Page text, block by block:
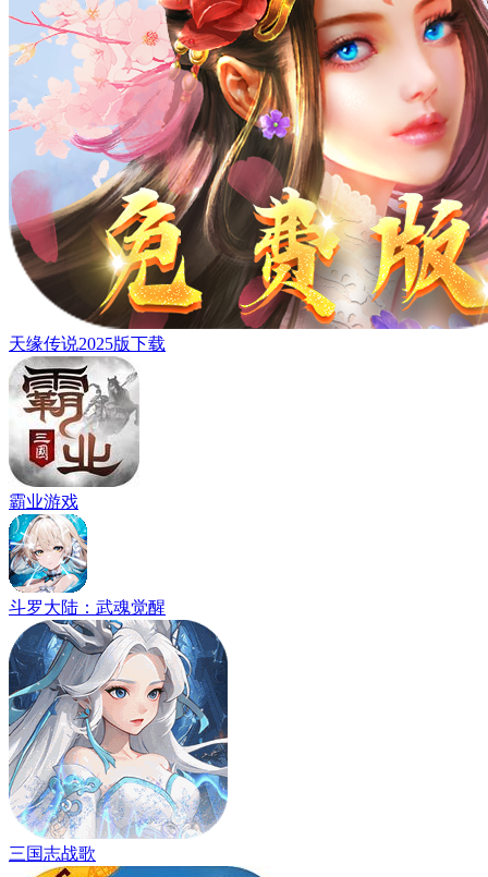
天缘传说2025版下载
霸业游戏
斗罗大陆：武魂觉醒
三国志战歌